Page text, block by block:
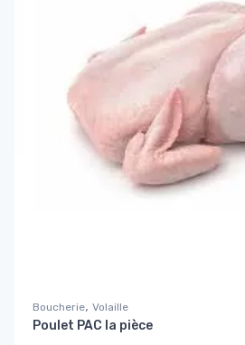
Boucherie, Volaille
Poulet PAC la pièce